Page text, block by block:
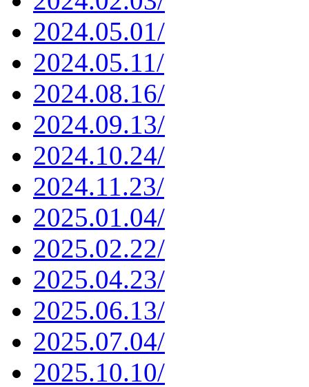
2024.05.01/
2024.05.11/
2024.08.16/
2024.09.13/
2024.10.24/
2024.11.23/
2025.01.04/
2025.02.22/
2025.04.23/
2025.06.13/
2025.07.04/
2025.10.10/